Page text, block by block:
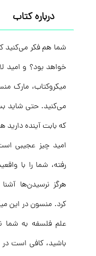
درباره کتاب
شما هم فکر می‌کنید
خواهد بود؟ و امید
میکروکتاب، مارک
می‌کنید. حتی شاید
که بابت آینده
امید چیز عجیبی
رفته، شما را با
هرگز نرسیدن‌ها
کرد. منسون در این
علم فلسفه به شما
باشید، کافی است